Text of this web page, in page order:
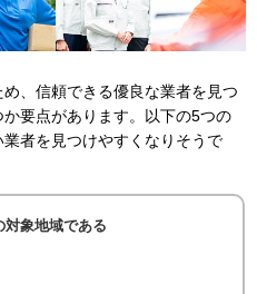
、信頼できる優良な業者を見つ
要点があります。以下の5つの
者を見つけやすくなりそうで
対象地域である